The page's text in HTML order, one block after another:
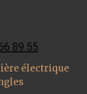
89 55
électrique